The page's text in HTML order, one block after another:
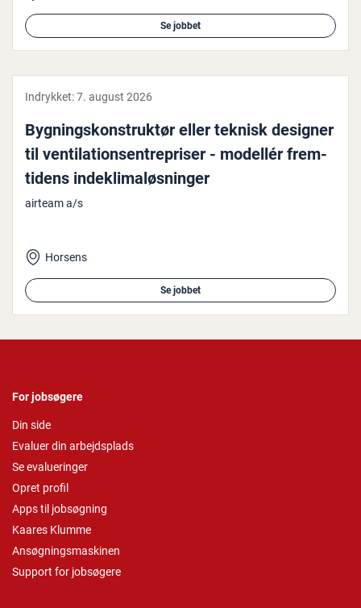
Se jobbet
Indrykket:7. august 2026
Byg­nings­kon­struk­tør eller teknisk designer
til ven­ti­la­tions­en­tre­pri­ser - modellér frem­
ti­dens in­de­kli­ma­løs­nin­ger
airteam a/s
Horsens
Se jobbet
For jobsøgere
Din side
Evaluer din arbejdsplads
Se evalueringer
Opret profil
Apps til jobsøgning
Kaares Klumme
Ansøgningsmaskinen
Support for jobsøgere